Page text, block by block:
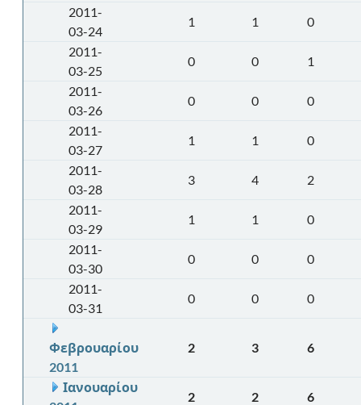
2011-
03-24
1 1
0
2011-
03-25
0 0
1
2011-
03-26
0 0
0
2011-
03-27
1 1
0
2011-
03-28
3 4
2
2011-
03-29
1 1
0
2011-
03-30
0 0
0
2011-
03-31
0 0 0
Φεβρουαρίου
2011
2 3 6
Ιανουαρίου
2 2 6